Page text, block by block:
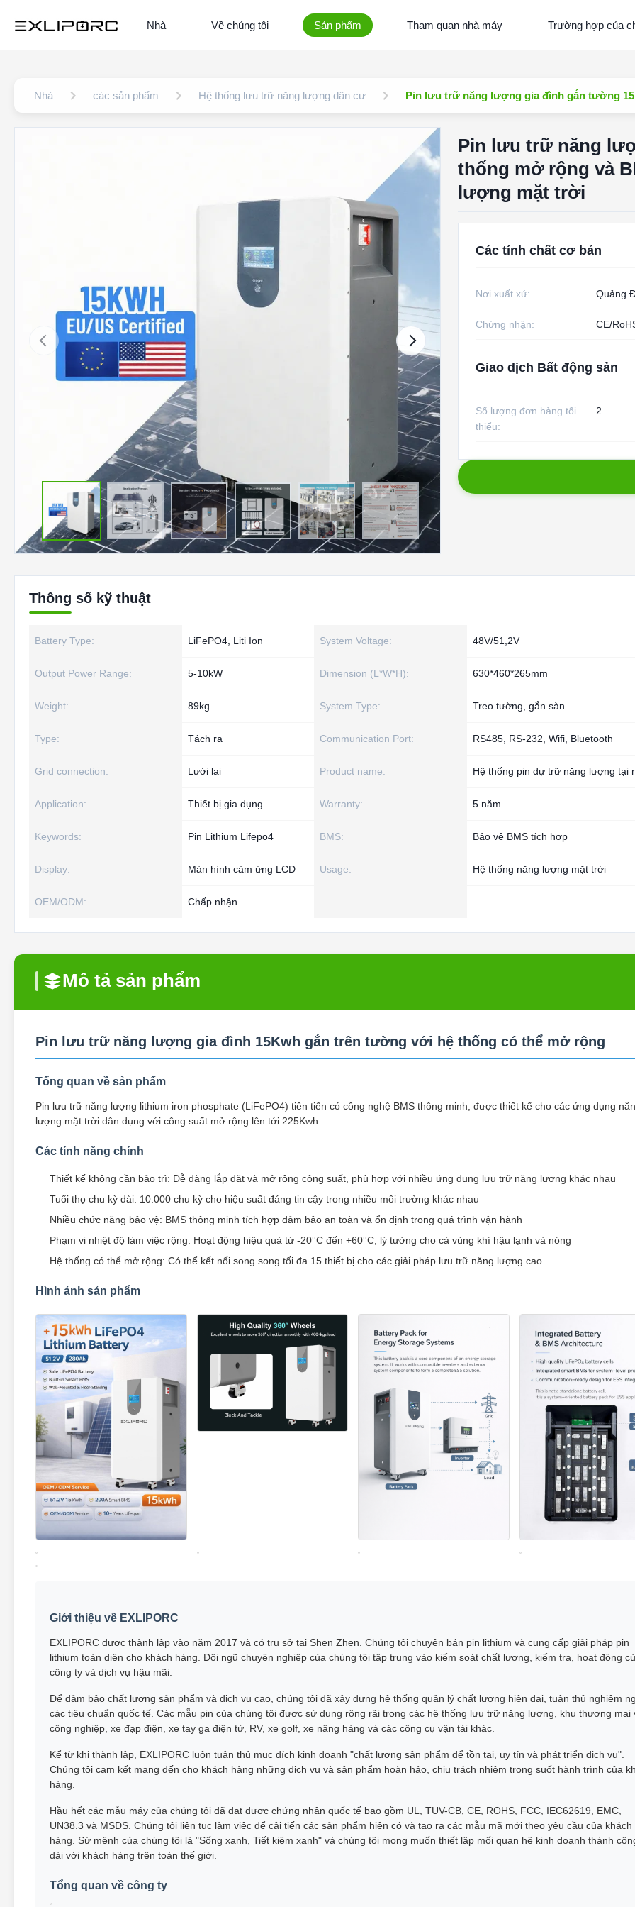
Nhà Về chúng tôi Sản phẩm Tham quan nhà máy Trường hợp của
Nhà các sản phẩm Hệ thống lưu trữ năng lượng dân cư Pin lưu trữ năng lượng gia đình gắn tường
Pin lưu trữ năng
thống mở rộng và
lượng mặt trời
Các tính chất cơ bản
Nơi xuất xứ: Quảng
Chứng nhận: CE/
Giao dịch Bất động sản
Số lượng đơn hàng tối
thiểu:
2
Thông số kỹ thuật
Battery Type: LiFePO4, Liti Ion System Voltage: 48V/51,2V
Output Power Range: 5-10kW Dimension (L*W*H): 630*460*265mm
Weight: 89kg System Type: Treo tường, gắn sàn
Type: Tách ra Communication Port: RS485, RS-232, Wifi, Bluetooth
Grid connection: Lưới lai Product name: Hệ thống pin dự trữ năng lượng tại
Application: Thiết bị gia dụng Warranty: 5 năm
Keywords: Pin Lithium Lifepo4 BMS: Bảo vệ BMS tích hợp
Display: Màn hình cảm ứng LCD Usage: Hệ thống năng lượng mặt trời
OEM/ODM: Chấp nhận
Mô tả sản phẩm
Pin lưu trữ năng lượng gia đình 15Kwh gắn trên tường với hệ thống có thể mở rộng
Tổng quan về sản phẩm
Pin lưu trữ năng lượng lithium iron phosphate (LiFePO4) tiên tiến có công nghệ BMS thông minh, được thiết kế cho các ứng dụng
lượng mặt trời dân dụng với công suất mở rộng lên tới 225Kwh.
Các tính năng chính
Thiết kế không cần bảo trì: Dễ dàng lắp đặt và mở rộng công suất, phù hợp với nhiều ứng dụng lưu trữ năng lượng khác nhau
Tuổi thọ chu kỳ dài: 10.000 chu kỳ cho hiệu suất đáng tin cậy trong nhiều môi trường khác nhau
Nhiều chức năng bảo vệ: BMS thông minh tích hợp đảm bảo an toàn và ổn định trong quá trình vận hành
Phạm vi nhiệt độ làm việc rộng: Hoạt động hiệu quả từ -20°C đến +60°C, lý tưởng cho cả vùng khí hậu lạnh và nóng
Hệ thống có thể mở rộng: Có thể kết nối song song tối đa 15 thiết bị cho các giải pháp lưu trữ năng lượng cao
Hình ảnh sản phẩm